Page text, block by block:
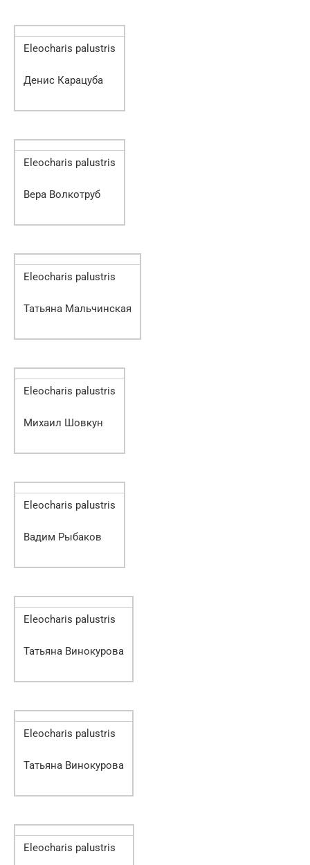
Eleocharis palustris
Денис Карацуба
Eleocharis palustris
Вера Волкотруб
Eleocharis palustris
Татьяна Мальчинская
Eleocharis palustris
Михаил Шовкун
Eleocharis palustris
Вадим Рыбаков
Eleocharis palustris
Татьяна Винокурова
Eleocharis palustris
Татьяна Винокурова
Eleocharis palustris